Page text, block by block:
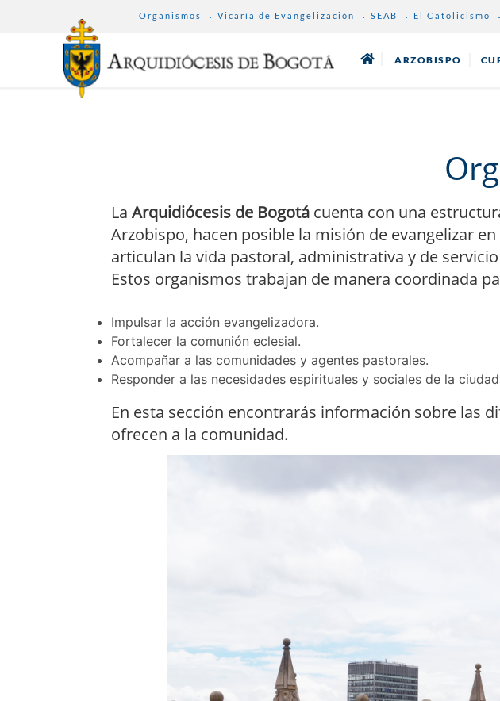
MENU
Organismos Vicaría de Evangelización SEAB El Catolicismo
ARZOBISPO
La Arquidiócesis de Bogotácuenta con una
Arzobispo, hacen posible la misión de evangelizar
articulan la vida pastoral, administrativa y de
Estos organismos trabajan de manera coordinada
Impulsar la acción evangelizadora.
Fortalecer la comunión eclesial.
Acompañar a las comunidades y agentes pastorales.
Responder a las necesidades espirituales y sociales de la
En esta sección encontrarás información sobre las
ofrecen a la comunidad.